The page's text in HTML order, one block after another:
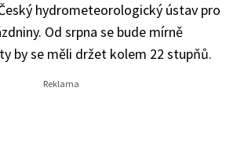
hydrometeorologický ústav pro
Od srpna se bude mírně
by se měli držet kolem 22 stupňů.